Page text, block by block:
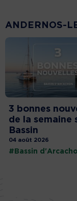
ANDERNOS-
3 bonnes
de la semaine
Bassin
04 août 2026
#Bassin